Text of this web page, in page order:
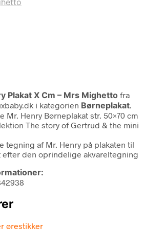
Plakat X Cm – Mrs Mighetto fra
i kategorien Børneplakat.
Mr. Henry Børneplakat str. 50×70 cm
The story of Gertrud & the mini
tegning af Mr. Henry på plakaten til
den oprindelige akvareltegning